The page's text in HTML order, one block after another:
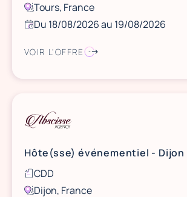
Tours, France
Du 18/08/2026 au 19/08/2026
VOIR L'OFFRE
CDD
Dijon, France